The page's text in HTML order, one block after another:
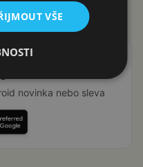
stránky na
novinka nebo sleva
VŠE